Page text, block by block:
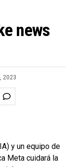
news
2023
y un equipo de
Meta cuidará la